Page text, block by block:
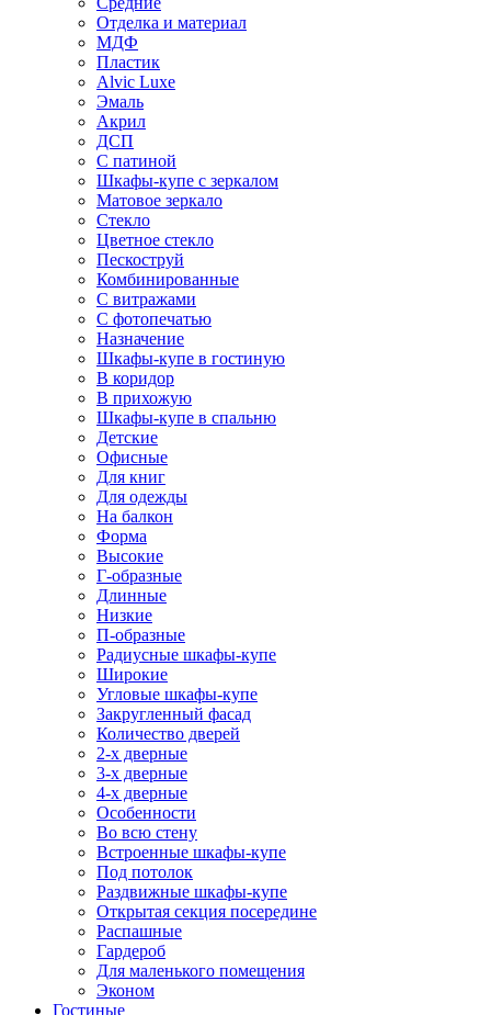
Отделка и материал
МДФ
Пластик
Alvic Luxe
Эмаль
Акрил
ДСП
С патиной
Шкафы-купе с зеркалом
Матовое зеркало
Стекло
Цветное стекло
Пескоструй
Комбинированные
С витражами
С фотопечатью
Назначение
Шкафы-купе в гостиную
В коридор
В прихожую
Шкафы-купе в спальню
Детские
Офисные
Для книг
Для одежды
На балкон
Форма
Высокие
Г-образные
Длинные
Низкие
П-образные
Радиусные шкафы-купе
Широкие
Угловые шкафы-купе
Закругленный фасад
Количество дверей
2-х дверные
3-х дверные
4-х дверные
Особенности
Во всю стену
Встроенные шкафы-купе
Под потолок
Раздвижные шкафы-купе
Открытая секция посередине
Распашные
Гардероб
Для маленького помещения
Эконом
Гостиные